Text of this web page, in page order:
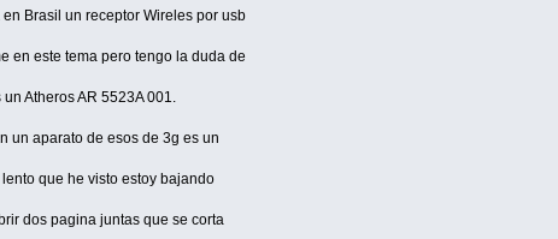
Brasil un receptor Wireles por usb
en este tema pero tengo la duda de
Atheros AR 5523A 001.
un aparato de esos de 3g es un
que he visto estoy bajando
dos pagina juntas que se corta